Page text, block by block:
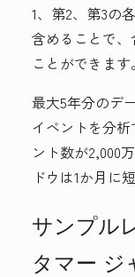
1、第2、第3の
含めることで、
ことができます。
最大5年分のデ
イベントを分
ント数が2,000
ドウは1か月に
サンプル
タマー ジ